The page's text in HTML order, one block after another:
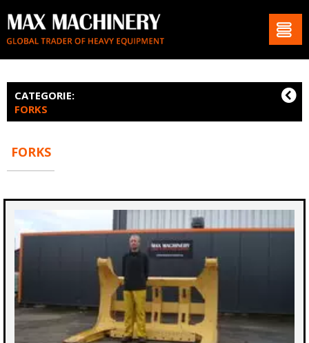
CATEGORIE:
FORKS
FORKS